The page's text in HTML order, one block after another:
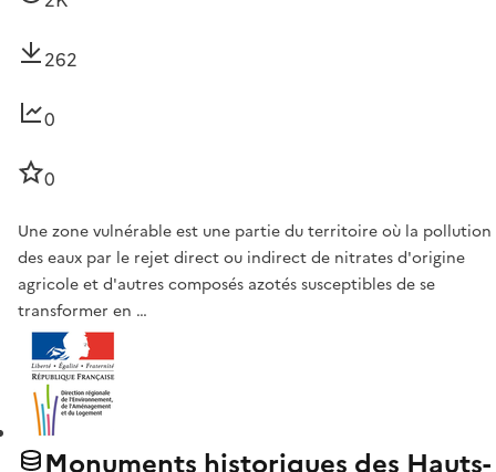
262
0
0
Une zone vulnérable est une partie du territoire où la pollution
des eaux par le rejet direct ou indirect de nitrates d'origine
agricole et d'autres composés azotés susceptibles de se
transformer en …